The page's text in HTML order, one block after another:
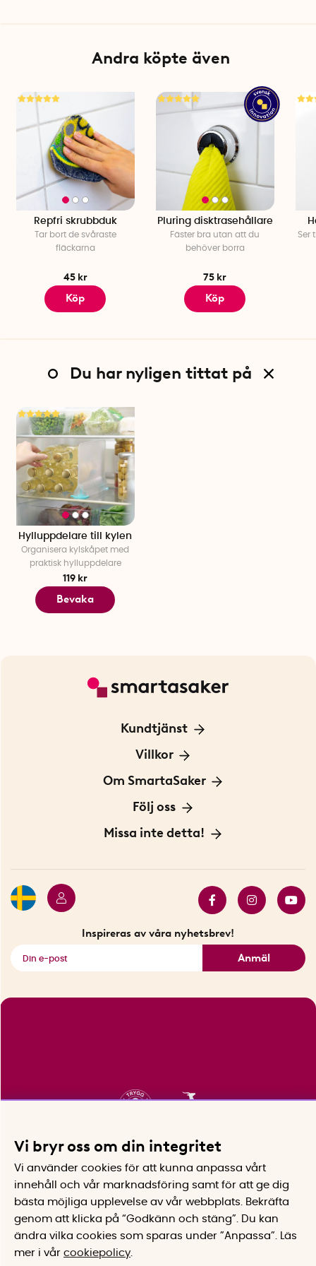
Andra köpte även
Repfri skrubbduk
Tar bort de svåraste
fläckarna
45 kr
Köp
Pluring disktrasehållare
Fäster bra utan att du
behöver borra
75 kr
Köp
Ser
Du har nyligen tittat på
Hylluppdelare till kylen
Organisera kylskåpet med
praktisk hylluppdelare
119 kr
Bevaka
Kundtjänst
Kontakta oss
För Företag
Villkor
Frakt och leverans
Personuppgiftspolicy
Om SmartaSaker
Om oss
Vår historia
Följ oss
Blogg: Smarta tips
Missa inte detta!
Inspireras av våra nyhetsbrev!
Anmäl
Vi bryr oss om din integritet
Vi använder cookies för att kunna anpassa vårt
innehåll och vår marknadsföring samt för att ge dig
bästa möjliga upplevelse av vår webbplats.
Bekräfta
genom att klicka på “Godkänn och stäng”. Du kan
ändra vilka cookies som sparas under ”Anpassa”.
Läs
mer i vår cookiepolicy